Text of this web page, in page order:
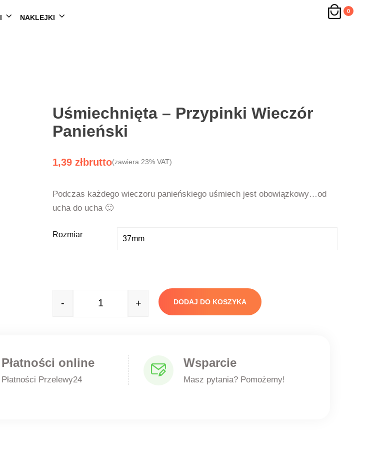
NAKLEJKI
0
Uśmiechnięta – Przypinki Wieczór
Panieński
1,39 zł (zawiera 23% VAT)
Podczas każdego wieczoru panieńskiego uśmiech jest obowiązkowy…od
ucha do ucha 🙂
Rozmiar
Quantity
- + DODAJ DO KOSZYKA
Płatności online
Płatności Przelewy24
Wsparcie
Masz pytania? Pomożemy!